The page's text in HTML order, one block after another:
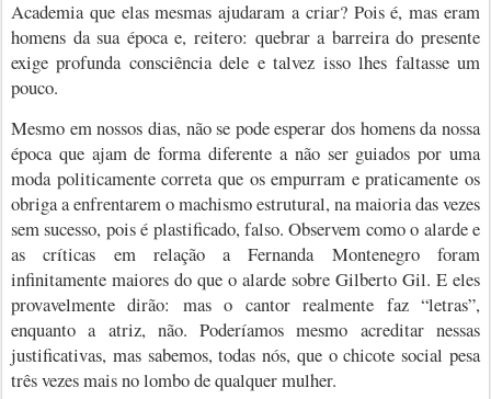
Academia que elas mesmas ajudaram a criar? Pois é, mas eram
homens da sua época e, reitero: quebrar a barreira do presente
exige profunda consciência dele e talvez isso lhes faltasse um
pouco.
Mesmo em nossos dias, não se pode esperar dos homens da nossa
época que ajam de forma diferente a não ser guiados por uma
moda politicamente correta que os empurram e praticamente os
obriga a enfrentarem o machismo estrutural, na maioria das vezes
sem sucesso, pois é plastificado, falso. Observem como o alarde e
as críticas em relação a Fernanda Montenegro foram
infinitamente maiores do que o alarde sobre Gilberto Gil. E eles
provavelmente dirão: mas o cantor realmente faz “letras”,
enquanto a atriz, não. Poderíamos mesmo acreditar nessas
justificativas, mas sabemos, todas nós, que o chicote social pesa
três vezes mais no lombo de qualquer mulher.